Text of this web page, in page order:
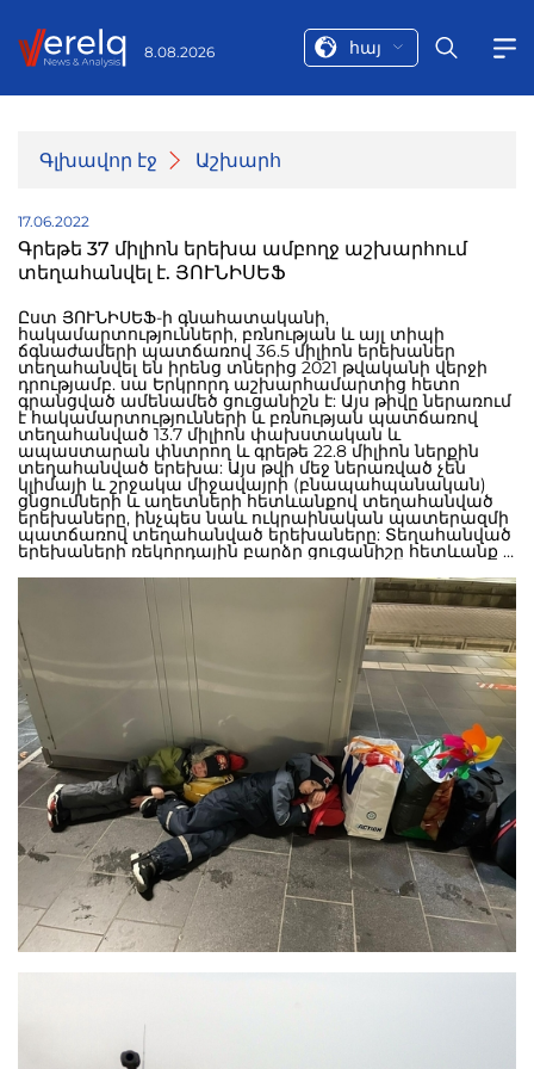
8.08.2026 հայ
Գլխավոր էջ Աշխարհ
17.06.2022
Գրեթե 37 միլիոն երեխա ամբողջ աշխարհում
տեղահանվել է. ՅՈՒՆԻՍԵՖ
Ըստ ՅՈՒՆԻՍԵՖ-ի գնահատականի,
հակամարտությունների, բռնության և այլ տիպի
ճգնաժամերի պատճառով 36.5 միլիոն երեխաներ
տեղահանվել են իրենց տներից 2021 թվականի վերջի
դրությամբ. սա Երկրորդ աշխարհամարտից հետո
գրանցված ամենամեծ ցուցանիշն է: Այս թիվը ներառում
է հակամարտությունների և բռնության պատճառով
տեղահանված 13.7 միլիոն փախստական և
ապաստարան փնտրող և գրեթե 22.8 միլիոն ներքին
տեղահանված երեխա: Այս թվի մեջ ներառված չեն
կլիմայի և շրջակա միջավայրի (բնապահպանական)
ցնցումների և աղետների հետևանքով տեղահանված
երեխաները, ինչպես նաև ուկրաինական պատերազմի
պատճառով տեղահանված երեխաները: Տեղահանված
երեխաների ռեկորդային բարձր ցուցանիշը հետևանք է
երկարատև հակամարտությունների, ինչպիսիք են
Աֆղանստանում տեղի ունեցողը, հեղհեղուկ
(քաղաքական) իրավիճակն այնպիսի երկրներում,
ինչպիսիք են Կոնգոյի Դեմոկրատական
Հանրապետությունը կամ Եմենը և կլիմայի
փոփոխության հետևանքով սրված ցնցումները:
Երեխաների տեղահանումը չափազանց արագ տեմպով
է ավելանում: Նախորդ տարվա ընթացքում
տեղահանված երեխաների թիվն աշխարհում ավելացել
է 2,2 միլիոնով։ «Մենք չենք կարող արհամարհել
փաստերը: Հակամարտությունների և ճգնաժամերի
հետևանքով տեղահանվող երեխաների թիվը
արագորեն աճում է, զուգահեռաբար աճում է նաև
նրանց հասնելու և աջակցելու մեր
պատասխանատվությունը, - նշել է ՅՈՒՆԻՍԵՖ-ի
գործադիր տնօրեն Քեթրին Ռասելը, - հուսամ՝ այս
տագնապալի թիվը կառավարություններին կստիպի
քայլեր ձեռնարկել, նախ՝ կանխարգելելու
տեղահանումները, իսկ եթե, այնուամենայնիվ,
երեխաները տեղահանվել են, ապահովելու նրանց
բարեկեցությանը և զարգացմանը հիմա և ապագայում
նպաստող կրթության, պաշտպանության և այլ
կարևորագույն նշանակության ծառայությունների
հասանելիությունը»: Ուկրաինական ճգնաժամը, որի
ծայրահեղ պայմանների պատճառով, ինչպիսիք են